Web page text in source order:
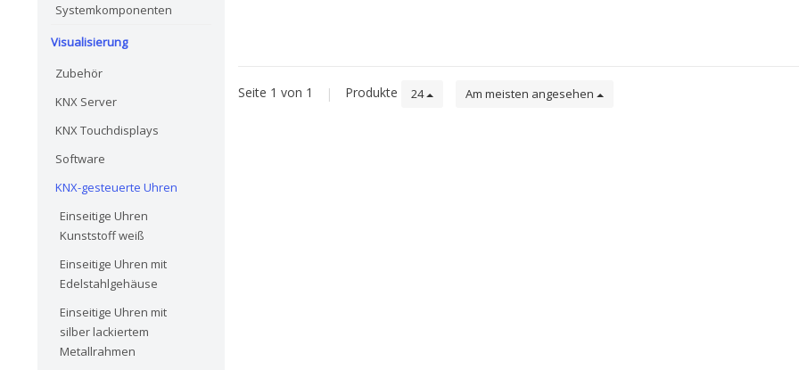
Systemkomponenten
Visualisierung
Zubehör
KNX Server
KNX Touchdisplays
Software
KNX-gesteuerte Uhren
Einseitige Uhren
Kunststoff weiß
Einseitige Uhren mit
Edelstahlgehäuse
Einseitige Uhren mit
silber lackiertem
Metallrahmen
Seite 1 von 1 | Produkte 24 Am meisten angesehen